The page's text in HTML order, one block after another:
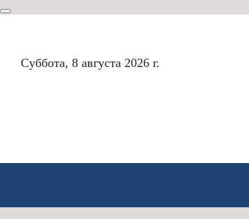
Суббота, 8 августа 2026 г.